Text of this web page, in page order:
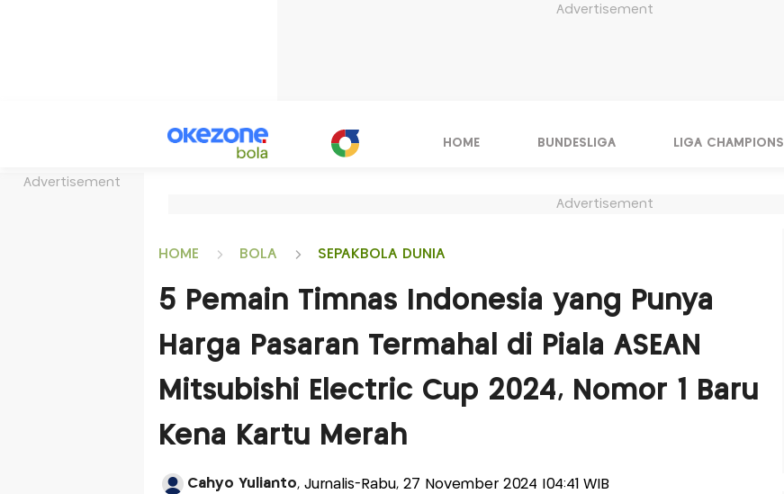
Advertisement
Advertisement
HOME BUNDESLIGA LIGA CHAMPIONS
Advertisement
HOME BOLA SEPAKBOLA DUNIA
5 Pemain Timnas Indonesia yang Punya
Harga Pasaran Termahal di Piala ASEAN
Mitsubishi Electric Cup 2024, Nomor 1 Baru
Kena Kartu Merah
Cahyo Yulianto, Jurnalis-Rabu, 27 November 2024 |04:41 WIB